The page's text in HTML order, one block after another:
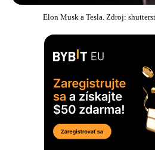
Elon Musk a Tesla. Zdroj: